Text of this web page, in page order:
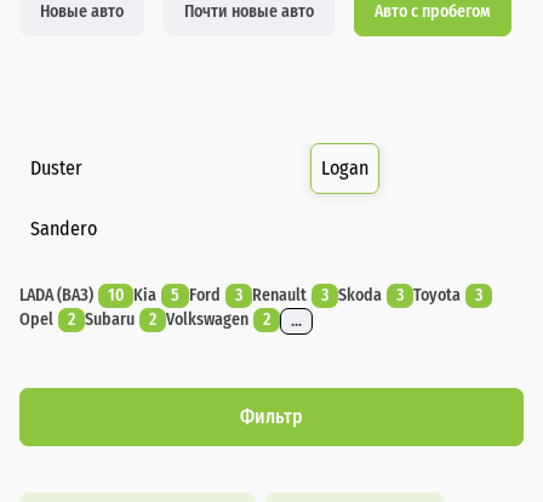
Новые авто Почти новые авто Авто с пробегом
Duster Logan
Sandero
LADA (ВАЗ) 10 Kia 5 Ford 3 Renault 3 Skoda 3 Toyota
3
Opel
2 Subaru 2 Volkswagen 2 ...
Фильтр